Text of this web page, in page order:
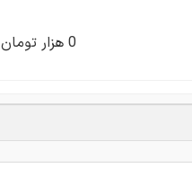
0 هزار تومان